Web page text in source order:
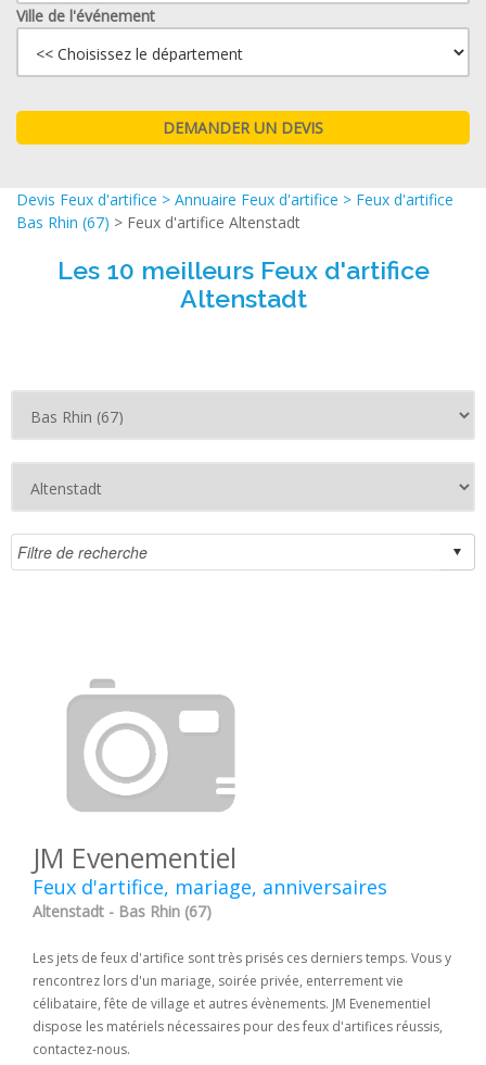
Ville de l'événement
Devis Feux d'artifice > Annuaire Feux d'artifice > Feux d'artifice
Bas Rhin (67) > Feux d'artifice Altenstadt
Les 10 meilleurs Feux d'artifice
Altenstadt
JM Evenementiel
Feux d'artifice, mariage, anniversaires
Altenstadt - Bas Rhin (67)
Les jets de feux d'artifice sont très prisés ces derniers temps. Vous y
rencontrez lors d'un mariage, soirée privée, enterrement vie
célibataire, fête de village et autres évènements. JM Evenementiel
dispose les matériels nécessaires pour des feux d'artifices réussis,
contactez-nous.